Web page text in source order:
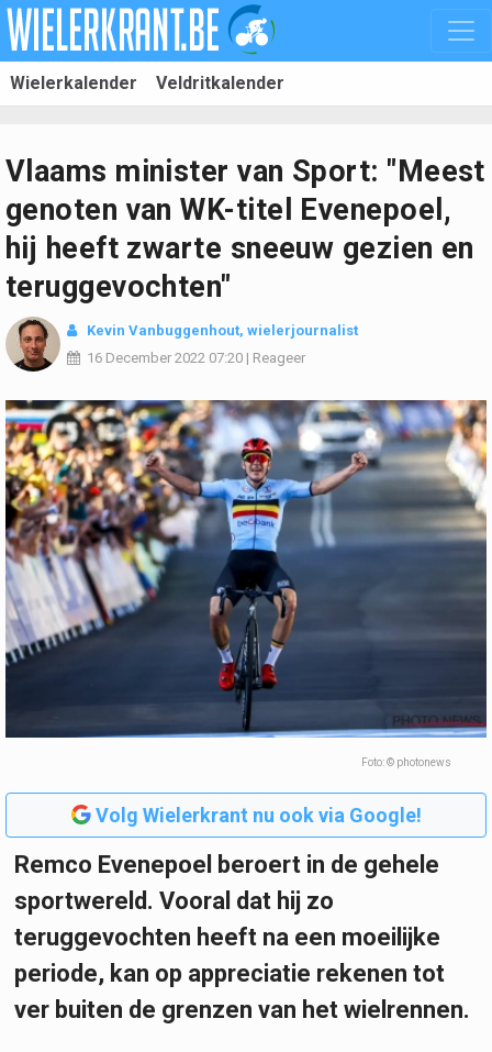
Wielerkalender Veldritkalender
Vlaams minister van Sport: "Meest
genoten van WK-titel Evenepoel,
hij heeft zwarte sneeuw gezien en
teruggevochten"
Kevin Vanbuggenhout, wielerjournalist
16 December 2022 07:20 | Reageer
Foto: © photonews
Volg Wielerkrant nu ook via Google!
Remco Evenepoel beroert in de gehele
sportwereld. Vooral dat hij zo
teruggevochten heeft na een moeilijke
periode, kan op appreciatie rekenen tot
ver buiten de grenzen van het wielrennen.